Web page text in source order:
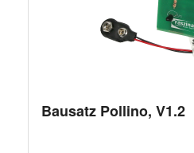
Bausatz Pollino, V1.2